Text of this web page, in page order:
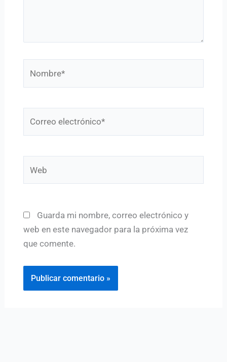
Guarda mi nombre, correo electrónico y
web en este navegador para la próxima vez
que comente.